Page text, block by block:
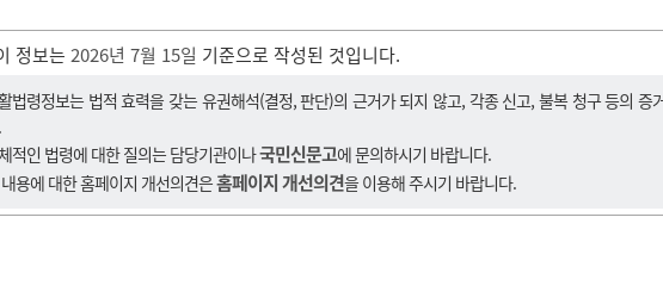
정보는 2026년 7월 15일 기준으로 작성된 것입니다.
법령정보는 법적 효력을 갖는 유권해석(결정, 판단)의 근거가 되지 않고, 각종 신고, 불복 청구 등의 증
적인 법령에 대한 질의는 담당기관이나국민신문고에 문의하시기 바랍니다.
용에 대한 홈페이지 개선의견은홈페이지 개선의견을 이용해 주시기 바랍니다.